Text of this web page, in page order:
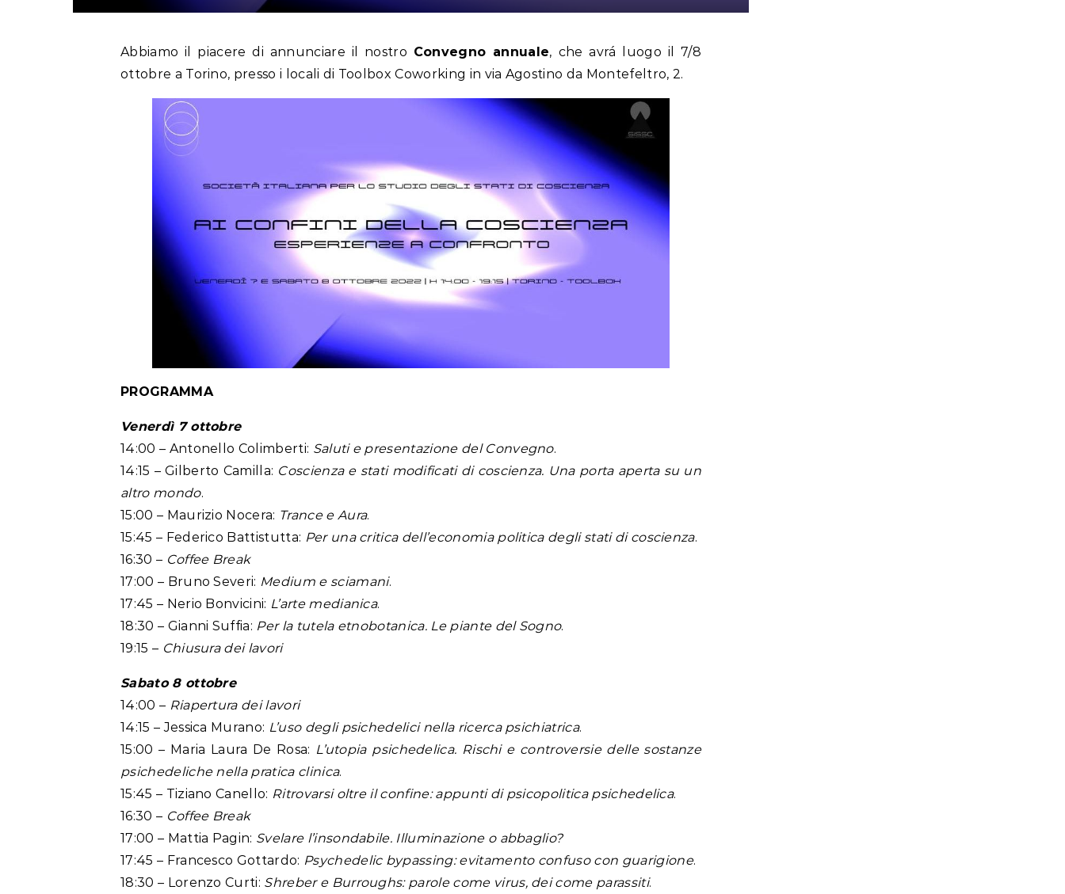
Abbiamo il piacere di annunciare il nostro Convegno annuale, che avrá luogo il 7/8
ottobre a Torino, presso i locali di Toolbox Coworking in via Agostino da Montefeltro, 2.
PROGRAMMA
Venerdì 7 ottobre
14:00 – Antonello Colimberti: Saluti e presentazione del Convegno.
14:15 – Gilberto Camilla: Coscienza e stati modificati di coscienza. Una porta aperta su un
altro mondo.
15:00 – Maurizio Nocera: Trance e Aura.
15:45 – Federico Battistutta: Per una critica dell’economia politica degli stati di coscienza.
16:30 – Coffee Break
17:00 – Bruno Severi: Medium e sciamani.
17:45 – Nerio Bonvicini: L’arte medianica.
18:30 – Gianni Suffia: Per la tutela etnobotanica. Le piante del Sogno.
19:15 – Chiusura dei lavori
Sabato 8 ottobre
14:00 – Riapertura dei lavori
14:15 – Jessica Murano: L’uso degli psichedelici nella ricerca psichiatrica.
15:00 – Maria Laura De Rosa: L’utopia psichedelica. Rischi e controversie delle sostanze
psichedeliche nella pratica clinica.
15:45 – Tiziano Canello: Ritrovarsi oltre il confine: appunti di psicopolitica psichedelica.
16:30 – Coffee Break
17:00 – Mattia Pagin: Svelare l’insondabile. Illuminazione o abbaglio?
17:45 – Francesco Gottardo: Psychedelic bypassing: evitamento confuso con guarigione.
18:30 – Lorenzo Curti: Shreber e Burroughs: parole come virus, dei come parassiti.